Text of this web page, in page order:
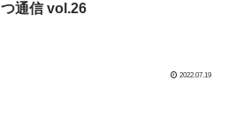
つ通信 vol.26
2022.07.19